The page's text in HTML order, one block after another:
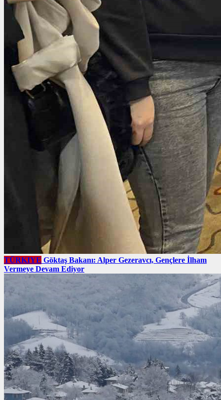
TÜRKIYE Göktaş Bakanı: Alper Gezeravcı, Gençlere İlham
Vermeye Devam Ediyor